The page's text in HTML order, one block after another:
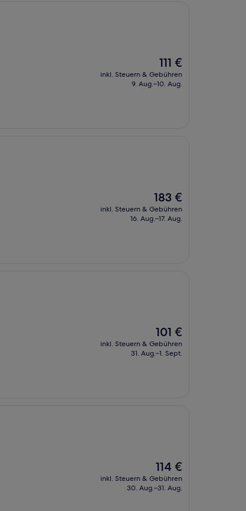
Der
Preis
beträgt
111 €
inkl. Steuern & Gebühren
9. Aug.–10. Aug.
Der
Preis
beträgt
183 €
inkl. Steuern & Gebühren
16. Aug.–17. Aug.
Der
Preis
beträgt
101 €
inkl. Steuern & Gebühren
31. Aug.–1. Sept.
Der
Preis
beträgt
114 €
inkl. Steuern & Gebühren
30. Aug.–31. Aug.